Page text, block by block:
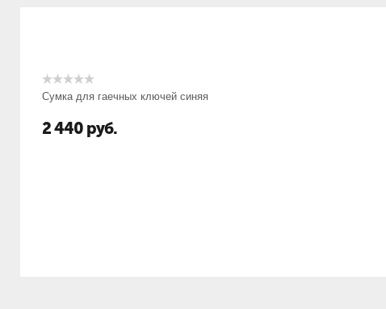
Сумка для гаечных ключей синяя
2 440 руб.